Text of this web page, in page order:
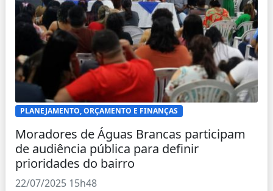
PLANEJAMENTO, ORÇAMENTO E FINANÇAS
Moradores de Águas Brancas participam
de audiência pública para definir
prioridades do bairro
22/07/2025 15h48